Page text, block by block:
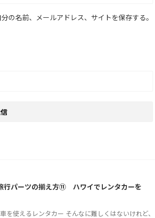
の名前、メールアドレス、サイトを保存する。
行パーツの揃え方⑪ ハワイでレンタカーを
を使えるレンタカー そんなに難しくはないけれど、